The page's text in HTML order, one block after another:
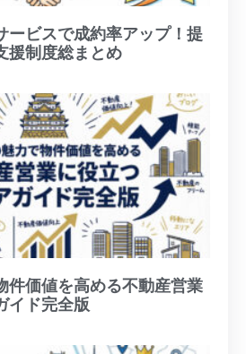
ービスで成約率アップ！提
援制度総まとめ
件価値を高める不動産営業
イド完全版